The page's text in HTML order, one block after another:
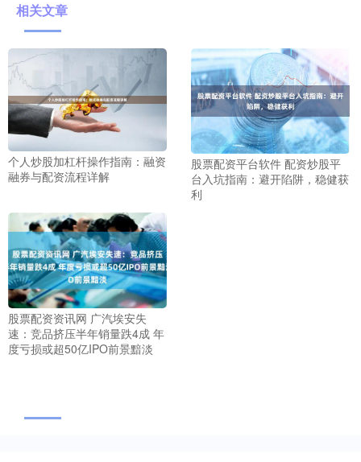
相关文章
个人炒股加杠杆操作指南：融资
融券与配资流程详解
股票配资平台软件 配资炒股平
台入坑指南：避开陷阱，稳健获
利
股票配资资讯网 广汽埃安失
速：竞品挤压半年销量跌4成 年
度亏损或超50亿IPO前景黯淡